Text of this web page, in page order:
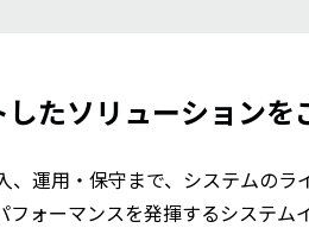
たソリューションを
運用・保守まで、システムのラ
ォーマンスを発揮するシステ